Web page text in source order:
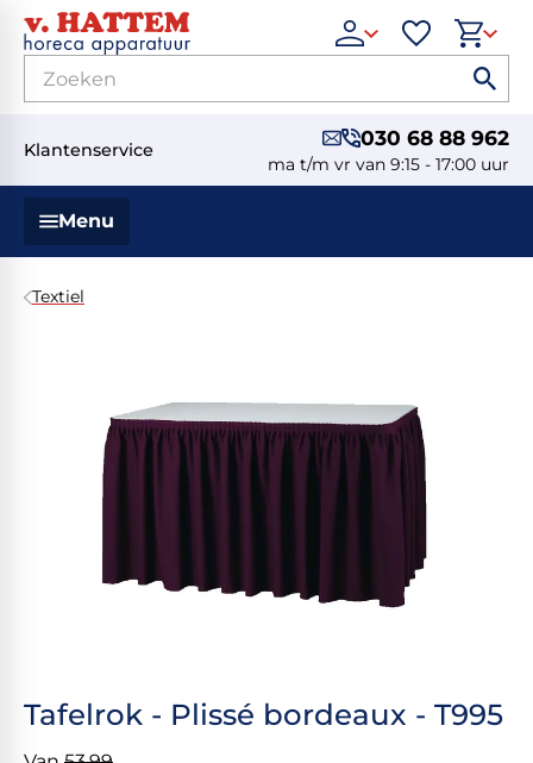
Klantenservice 030 68 88 962
ma t/m vr van 9:15 - 17:00 uur
Menu
Textiel
Tafelrok - Plissé bordeaux - T995